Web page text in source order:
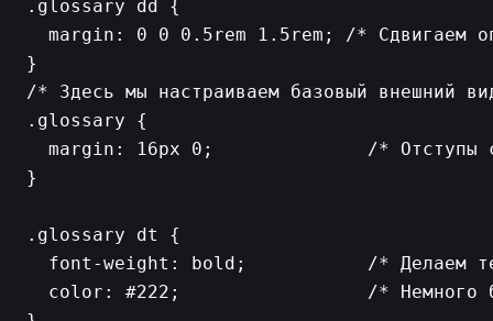
.glossary dd {
margin: 0 0 0.5rem 1.5rem; /* Сдвигаем
/* Здесь мы настраиваем базовый внешний
.glossary {
margin: 16px 0;              /* Отступы
}
.glossary dt {
font-weight: bold;           /* Делаем
color: #222;                 /* Немного